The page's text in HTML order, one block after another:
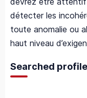
détecter les
toute anomalie ou
haut niveau
Searched profile